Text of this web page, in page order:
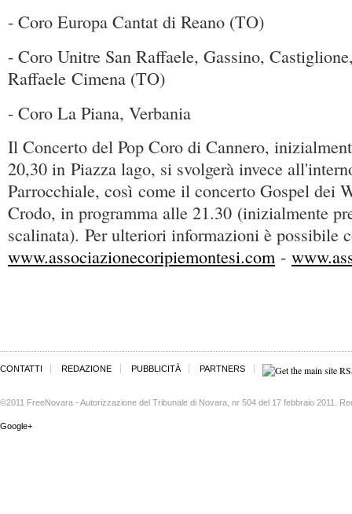
- Coro Europa Cantat di Reano (TO)
- Coro Unitre San Raffaele, Gassino,
Raffaele Cimena (TO)
- Coro La Piana, Verbania
Il Concerto del Pop Coro di Cannero,
20,30 in Piazza lago, si svolgerà invece
Parrocchiale, così come il concerto Gospel dei
Crodo, in programma alle 21.30 (inizialmente
scalinata). Per ulteriori informazioni è possibile
www.associazionecoripiemontesi.com -
CONTATTI REDAZIONE PUBBLICITÀ PARTNERS
©2011 FreeNovara - Autorizzazione del Tribunale di Novara, nr 504 del 17 febbraio 2011.
Google+